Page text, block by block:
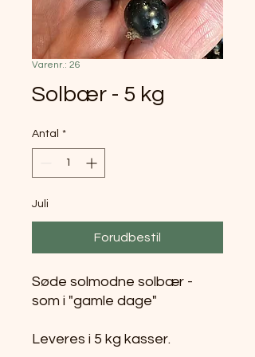
Varenr.: 26
Solbær - 5 kg
Antal *
Juli
Forudbestil
Søde solmodne solbær -
som i "gamle dage"
Leveres i 5 kg kasser.